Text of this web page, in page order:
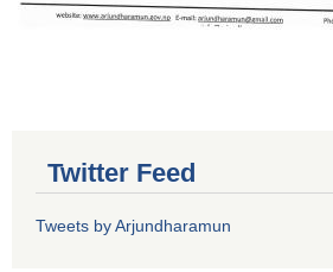
Twitter Feed
Tweets by Arjundharamun